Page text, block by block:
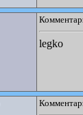
legko